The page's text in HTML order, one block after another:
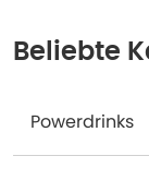
Beliebte
Powerdrinks